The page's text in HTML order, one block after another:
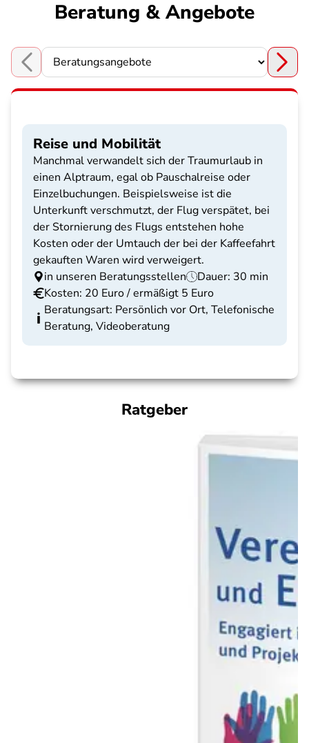
Beratung & Angebote
Choose a section
Reise und Mobilität
Manchmal verwandelt sich der Traumurlaub in
einen Alptraum, egal ob Pauschalreise oder
Einzelbuchungen. Beispielsweise ist die
Unterkunft verschmutzt, der Flug verspätet, bei
der Stornierung des Flugs entstehen hohe
Kosten oder der Umtauch der bei der Kaffeefahrt
gekauften Waren wird verweigert.
in unseren Beratungsstellen
Dauer: 30 min
Kosten: 20 Euro / ermäßigt 5 Euro
Beratungsart: Persönlich vor Ort, Telefonische
Beratung, Videoberatung
Ratgeber